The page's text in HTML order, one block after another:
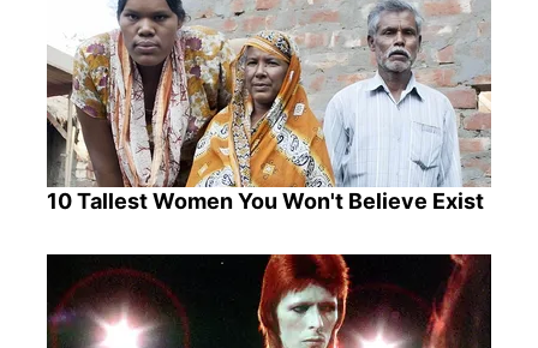
10 Tallest Women You Won't Believe Exist